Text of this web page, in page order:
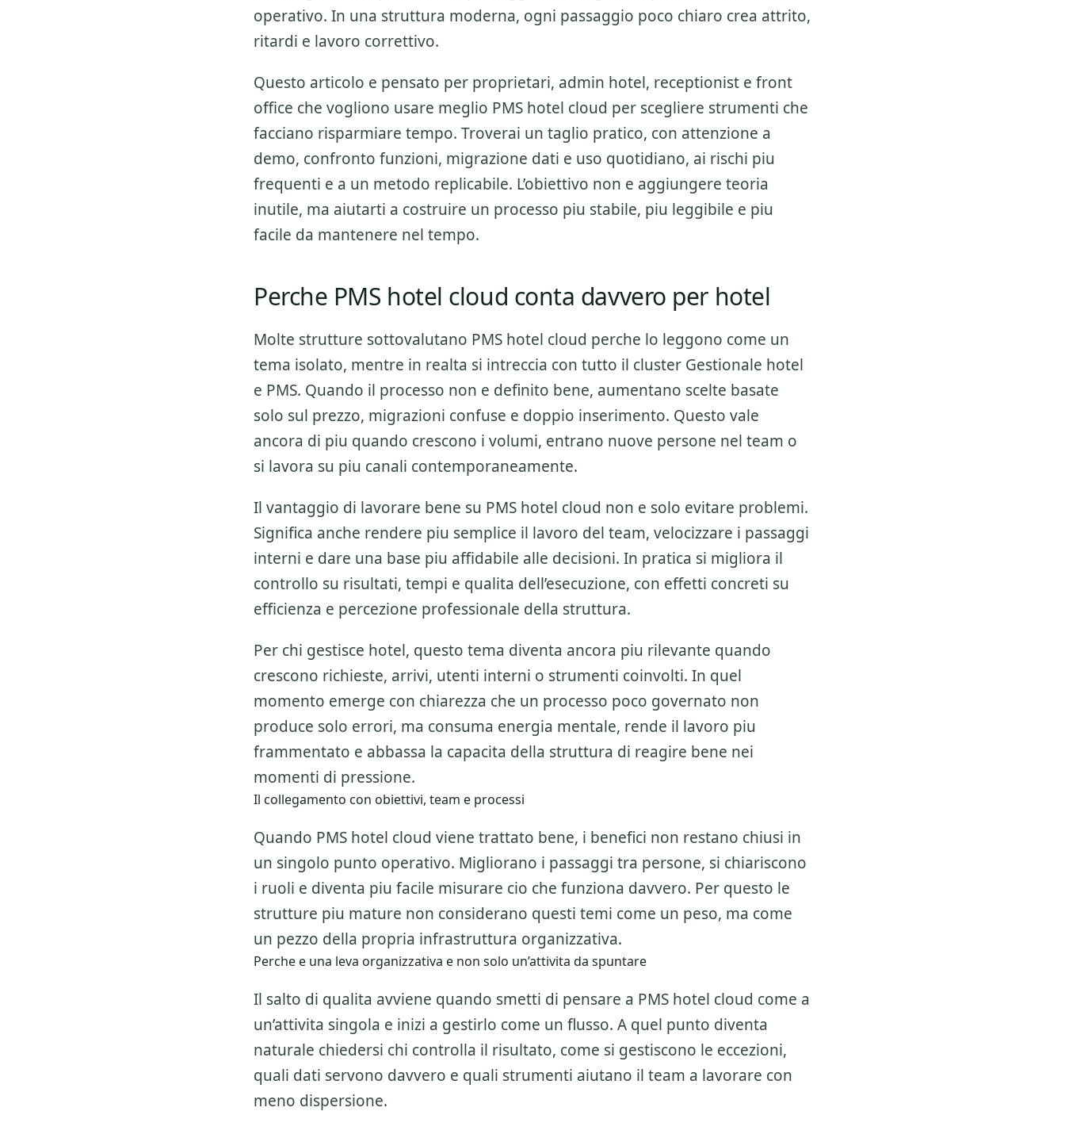
operativo. In una struttura moderna, ogni passaggio poco chiaro crea attrito,
ritardi e lavoro correttivo.
Questo articolo e pensato per proprietari, admin hotel, receptionist e front
office che vogliono usare meglio PMS hotel cloud per scegliere strumenti che
facciano risparmiare tempo. Troverai un taglio pratico, con attenzione a
demo, confronto funzioni, migrazione dati e uso quotidiano, ai rischi piu
frequenti e a un metodo replicabile. L’obiettivo non e aggiungere teoria
inutile, ma aiutarti a costruire un processo piu stabile, piu leggibile e piu
facile da mantenere nel tempo.
Perche PMS hotel cloud conta davvero per hotel
Molte strutture sottovalutano PMS hotel cloud perche lo leggono come un
tema isolato, mentre in realta si intreccia con tutto il cluster Gestionale hotel
e PMS. Quando il processo non e definito bene, aumentano scelte basate
solo sul prezzo, migrazioni confuse e doppio inserimento. Questo vale
ancora di piu quando crescono i volumi, entrano nuove persone nel team o
si lavora su piu canali contemporaneamente.
Il vantaggio di lavorare bene su PMS hotel cloud non e solo evitare problemi.
Significa anche rendere piu semplice il lavoro del team, velocizzare i passaggi
interni e dare una base piu affidabile alle decisioni. In pratica si migliora il
controllo su risultati, tempi e qualita dell’esecuzione, con effetti concreti su
efficienza e percezione professionale della struttura.
Per chi gestisce hotel, questo tema diventa ancora piu rilevante quando
crescono richieste, arrivi, utenti interni o strumenti coinvolti. In quel
momento emerge con chiarezza che un processo poco governato non
produce solo errori, ma consuma energia mentale, rende il lavoro piu
frammentato e abbassa la capacita della struttura di reagire bene nei
momenti di pressione.
Il collegamento con obiettivi, team e processi
Quando PMS hotel cloud viene trattato bene, i benefici non restano chiusi in
un singolo punto operativo. Migliorano i passaggi tra persone, si chiariscono
i ruoli e diventa piu facile misurare cio che funziona davvero. Per questo le
strutture piu mature non considerano questi temi come un peso, ma come
un pezzo della propria infrastruttura organizzativa.
Perche e una leva organizzativa e non solo un’attivita da spuntare
Il salto di qualita avviene quando smetti di pensare a PMS hotel cloud come a
un’attivita singola e inizi a gestirlo come un flusso. A quel punto diventa
naturale chiedersi chi controlla il risultato, come si gestiscono le eccezioni,
quali dati servono davvero e quali strumenti aiutano il team a lavorare con
meno dispersione.